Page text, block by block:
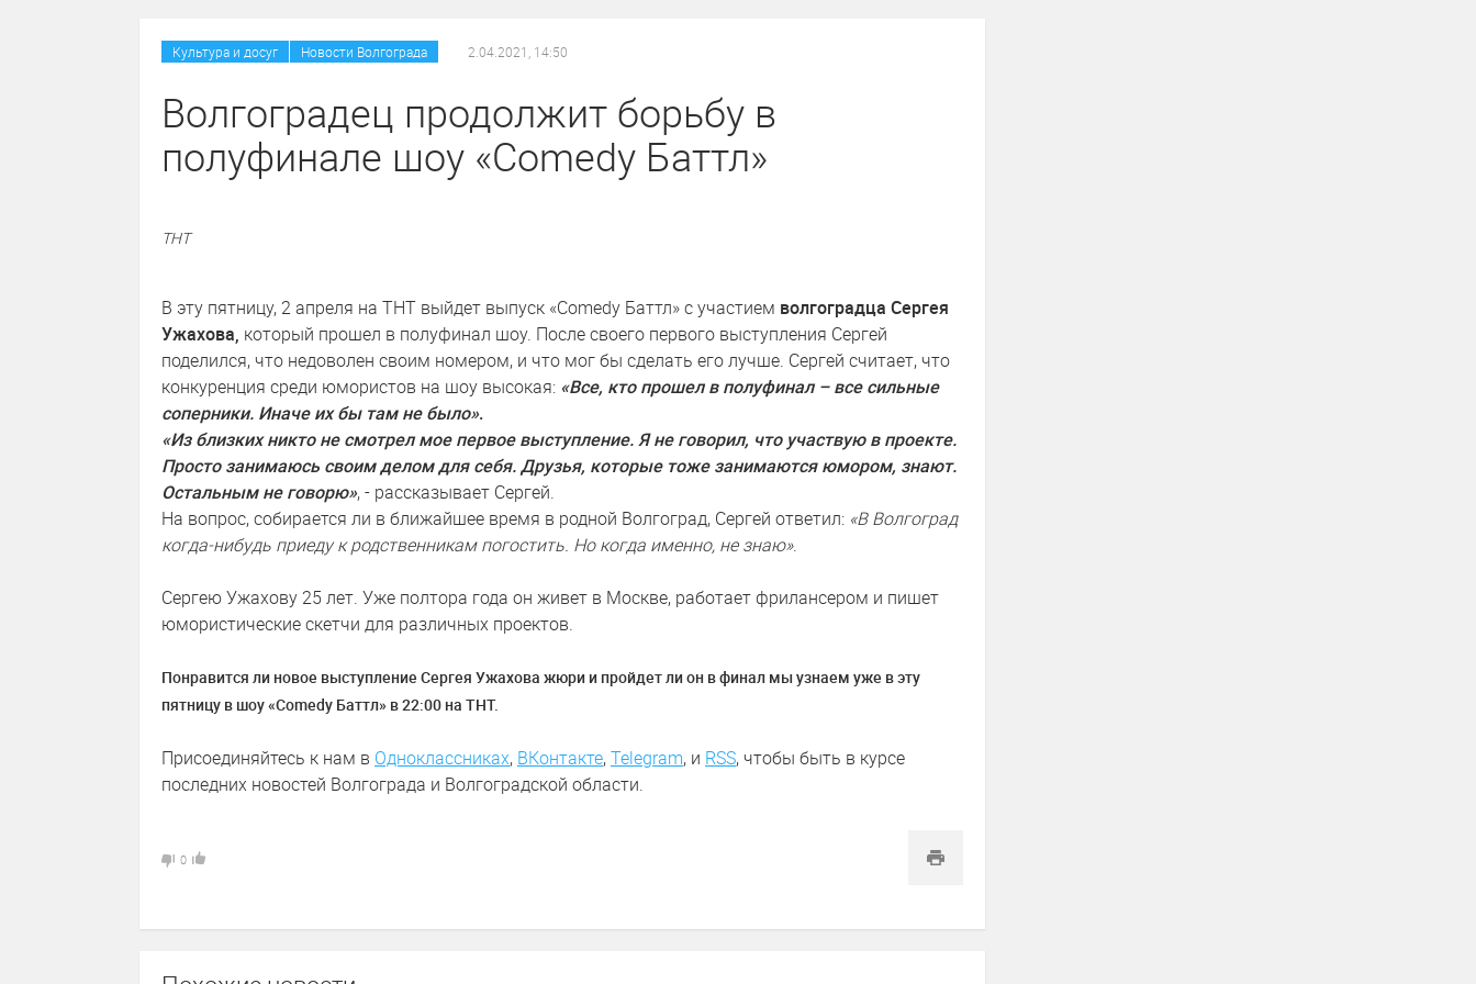
Культура и досуг Новости Волгограда 2.04.2021, 14:50
Волгоградец продолжит борьбу в
полуфинале шоу «Comedy Баттл»
ТНТ
В эту пятницу, 2 апреля на ТНТ выйдет выпуск «Comedy Баттл» с участием волгоградца Сергея
Ужахова, который прошел в полуфинал шоу. После своего первого выступления Сергей
поделился, что недоволен своим номером, и что мог бы сделать его лучше. Сергей считает, что
конкуренция среди юмористов на шоу высокая: «Все, кто прошел в полуфинал – все сильные
соперники. Иначе их бы там не было».
«Из близких никто не смотрел мое первое выступление. Я не говорил, что участвую в проекте.
Просто занимаюсь своим делом для себя. Друзья, которые тоже занимаются юмором, знают.
Остальным не говорю», - рассказывает Сергей.
На вопрос, собирается ли в ближайшее время в родной Волгоград, Сергей ответил: «В Волгоград
когда-нибудь приеду к родственникам погостить. Но когда именно, не знаю».
Сергею Ужахову 25 лет. Уже полтора года он живет в Москве, работает фрилансером и пишет
юмористические скетчи для различных проектов.
Понравится ли новое выступление Сергея Ужахова жюри и пройдет ли он в финал мы узнаем уже в эту
пятницу в шоу «Comedy Баттл» в 22:00 на ТНТ.
Присоединяйтесь к нам в Одноклассниках, ВКонтакте,Telegram, и RSS, чтобы быть в курсе
последних новостей Волгограда и Волгоградской области.
0